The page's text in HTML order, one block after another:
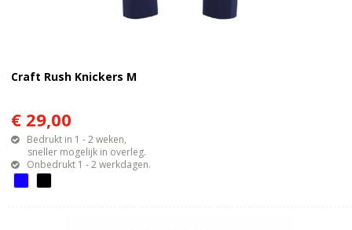
Craft Rush Knickers M
€ 29,00
Bedrukt in 1 - 2 weken,
sneller mogelijk in overleg.
Onbedrukt 1 - 2 werkdagen.